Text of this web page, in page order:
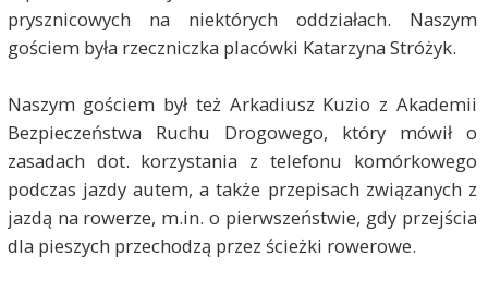
prysznicowych na niektórych oddziałach. Naszym
gościem była rzeczniczka placówki Katarzyna Stróżyk.
Naszym gościem był też Arkadiusz Kuzio z Akademii
Bezpieczeństwa Ruchu Drogowego, który mówił o
zasadach dot. korzystania z telefonu komórkowego
podczas jazdy autem, a także przepisach związanych z
jazdą na rowerze, m.in. o pierwszeństwie, gdy przejścia
dla pieszych przechodzą przez ścieżki rowerowe.